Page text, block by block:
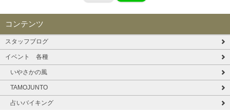
コンテンツ
スタッフブログ
イベント 各種
いやさかの風
TAMOJUNTO
占いバイキング